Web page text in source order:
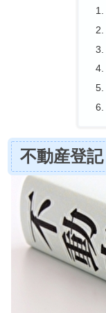
不動産登記